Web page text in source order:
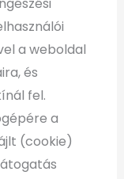
a weboldal
és
fel.
a
(cookie)